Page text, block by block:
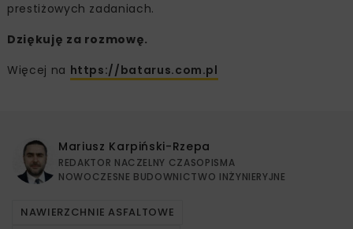
prestiżowych zadaniach.
Dziękuję za rozmowę.
Więcej na https://batarus.com.pl
Mariusz Karpiński-Rzepa
REDAKTOR NACZELNY CZASOPISMA
NOWOCZESNE BUDOWNICTWO INŻYNIERYJNE
NAWIERZCHNIE ASFALTOWE